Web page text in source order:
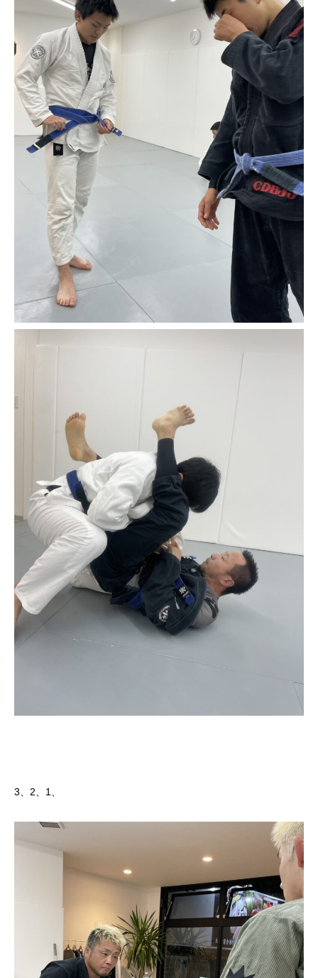
3、2、1、